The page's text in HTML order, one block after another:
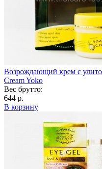
Возрождающий крем с
Cream Yoko
Вес брутто:
644 р.
В корзину